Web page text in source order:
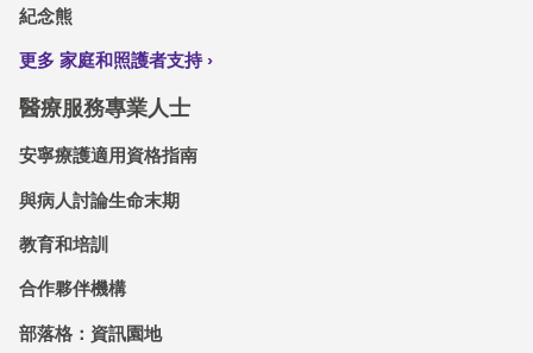
紀念熊
更多 家庭和照護者支持
醫療服務專業人士
安寧療護適用資格指南
與病人討論生命末期
教育和培訓
合作夥伴機構
部落格：資訊園地